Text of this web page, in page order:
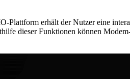
Plattform erhält der Nutzer eine
dieser Funktionen können